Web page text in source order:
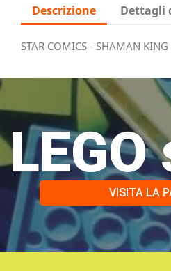
Descrizione Dettagli
STAR COMICS - SHAMAN
VISITA LA